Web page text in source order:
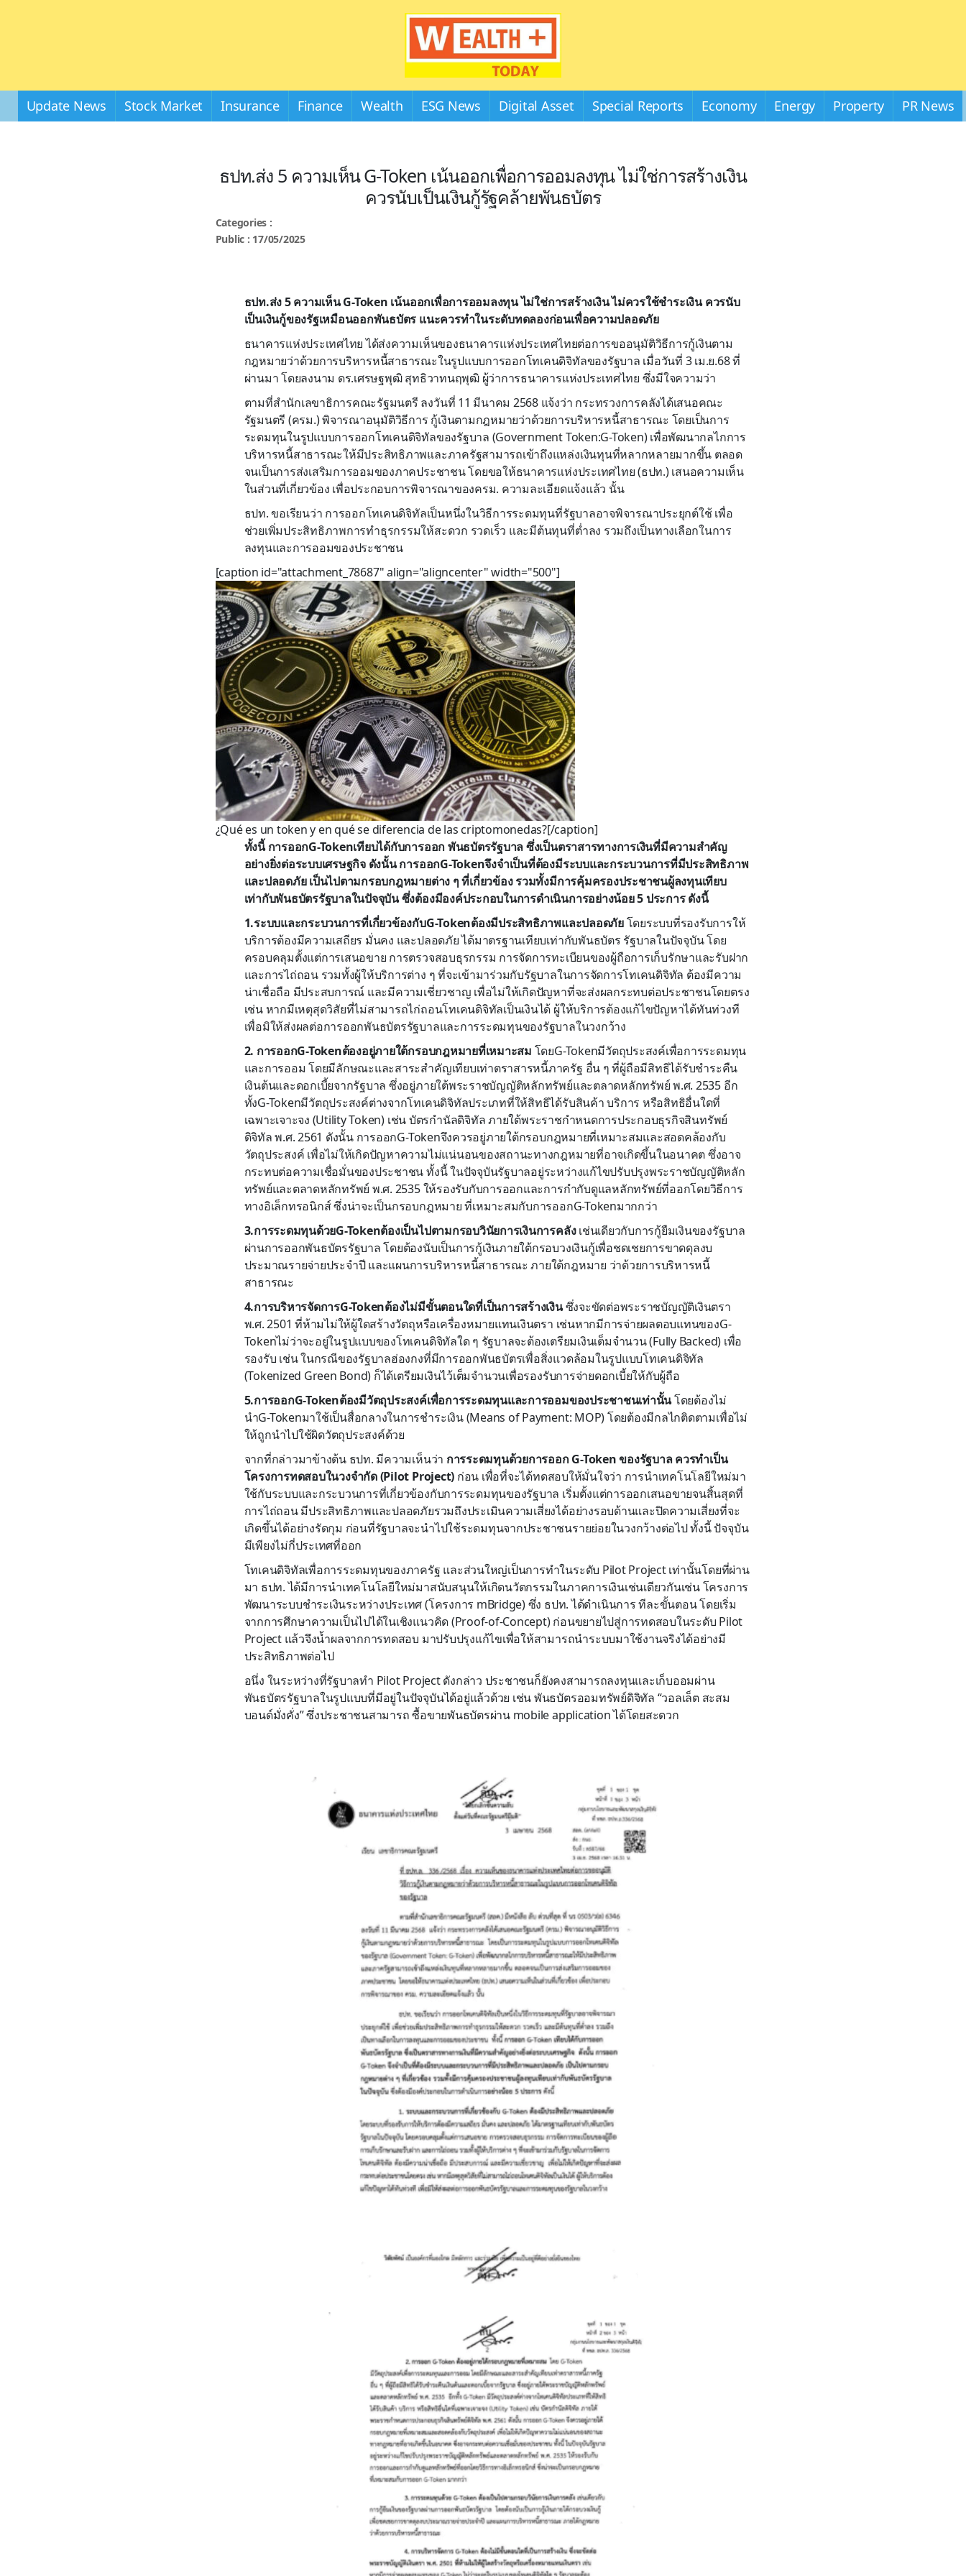
Update News Stock Market Insurance Finance Wealth ESG News Digital Asset Special Reports Economy Energy Property PR News
ธปท.ส่ง 5 ความเห็น G-Token เน้นออกเพื่อการออมลงทุน ไม่ใช่การสร้างเงิน
ควรนับเป็นเงินกู้รัฐคล้ายพันธบัตร
Categories :
Public : 17/05/2025
ธปท.ส่ง 5 ความเห็น G-Token เน้นออกเพื่อการออมลงทุน ไม่ใช่การสร้างเงิน ไม่ควรใช้ชำระเงิน ควรนับ
เป็นเงินกู้ของรัฐเหมือนออกพันธบัตร แนะควรทำในระดับทดลองก่อนเพื่อความปลอดภัย
ธนาคารแห่งประเทศไทย ได้ส่งความเห็นของธนาคารแห่งประเทศไทยต่อการขออนุมัติวิธีการกู้เงินตาม
กฎหมายว่าด้วยการบริหารหนี้สาธารณะในรูปแบบการออกโทเคนดิจิทัลของรัฐบาล เมื่อวันที่ 3 เม.ย.68 ที่
ผ่านมา โดยลงนาม ดร.เศรษฐพุฒิ สุทธิวาทนฤพุฒิ ผู้ว่าการธนาคารแห่งประเทศไทย ซึ่งมีใจความว่า
ตามที่สำนักเลขาธิการคณะรัฐมนตรี ลงวันที่ 11 มีนาคม 2568 แจ้งว่า กระทรวงการคลังได้เสนอคณะ
รัฐมนตรี (ครม.) พิจารณาอนุมัติวิธีการ กู้เงินตามกฎหมายว่าด้วยการบริหารหนี้สาธารณะ โดยเป็นการ
ระดมทุนในรูปแบบการออกโทเคนดิจิทัลของรัฐบาล (Government Token:G-Token) เพื่อพัฒนากลไกการ
บริหารหนี้สาธารณะให้มีประสิทธิภาพและภาครัฐสามารถเข้าถึงแหล่งเงินทุนที่หลากหลายมากขึ้น ตลอด
จนเป็นการส่งเสริมการออมของภาคประชาชน โดยขอให้ธนาคารแห่งประเทศไทย (ธปท.) เสนอความเห็น
ในส่วนที่เกี่ยวข้อง เพื่อประกอบการพิจารณาของครม. ความละเอียดแจ้งแล้ว นั้น
ธปท. ขอเรียนว่า การออกโทเคนดิจิทัลเป็นหนึ่งในวิธีการระดมทุนที่รัฐบาลอาจพิจารณาประยุกต์ใช้ เพื่อ
ช่วยเพิ่มประสิทธิภาพการทำธุรกรรมให้สะดวก รวดเร็ว และมีต้นทุนที่ต่ำลง รวมถึงเป็นทางเลือกในการ
ลงทุนและการออมของประชาชน
[caption id="attachment_78687" align="aligncenter" width="500"]
¿Qué es un token y en qué se diferencia de las criptomonedas?[/caption]
ทั้งนี้ การออกG-Tokenเทียบได้กับการออก พันธบัตรรัฐบาล ซึ่งเป็นตราสารทางการเงินที่มีความสำคัญ
อย่างยิ่งต่อระบบเศรษฐกิจ ดังนั้น การออกG-Tokenจึงจำเป็นที่ต้องมีระบบและกระบวนการที่มีประสิทธิภาพ
และปลอดภัย เป็นไปตามกรอบกฎหมายต่าง ๆ ที่เกี่ยวข้อง รวมทั้งมีการคุ้มครองประชาชนผู้ลงทุนเทียบ
เท่ากับพันธบัตรรัฐบาลในปัจจุบัน ซึ่งต้องมีองค์ประกอบในการดำเนินการอย่างน้อย 5 ประการ ดังนี้
1.ระบบและกระบวนการที่เกี่ยวข้องกับG-Tokenต้องมีประสิทธิภาพและปลอดภัยโดยระบบที่รองรับการให้
บริการต้องมีความเสถียร มั่นคง และปลอดภัย ได้มาตรฐานเทียบเท่ากับพันธบัตร รัฐบาลในปัจจุบัน โดย
ครอบคลุมตั้งแต่การเสนอขาย การตรวจสอบธุรกรรม การจัดการทะเบียนของผู้ถือการเก็บรักษาและรับฝาก
และการไถ่ถอน รวมทั้งผู้ให้บริการต่าง ๆ ที่จะเข้ามาร่วมกับรัฐบาลในการจัดการโทเคนดิจิทัล ต้องมีความ
น่าเชื่อถือ มีประสบการณ์ และมีความเชี่ยวชาญ เพื่อไม่ให้เกิดปัญหาที่จะส่งผลกระทบต่อประชาชนโดยตรง
เช่น หากมีเหตุสุดวิสัยที่ไม่สามารถไก่ถอนโทเคนดิจิทัลเป็นเงินได้ ผู้ให้บริการต้องแก้ไขปัญหาได้ทันท่วงที
เพื่อมิให้ส่งผลต่อการออกพันธบัตรรัฐบาลและการระดมทุนของรัฐบาลในวงกว้าง
2. การออกG-Tokenต้องอยู่ภายใต้กรอบกฎหมายที่เหมาะสม โดยG-Tokenมีวัตถุประสงค์เพื่อการระดมทุน
และการออม โดยมีลักษณะและสาระสำคัญเทียบเท่าตราสารหนี้ภาครัฐ อื่น ๆ ที่ผู้ถือมีสิทธิได้รับชำระคืน
เงินต้นและดอกเบี้ยจากรัฐบาล ซึ่งอยู่ภายใต้พระราชบัญญัติหลักทรัพย์และตลาดหลักทรัพย์ พ.ศ. 2535 อีก
ทั้งG-Tokenมีวัตถุประสงค์ต่างจากโทเคนดิจิทัลประเภทที่ให้สิทธิได้รับสินค้า บริการ หรือสิทธิอื่นใดที่
เฉพาะเจาะจง (Utility Token) เช่น บัตรกำนัลดิจิทัล ภายใต้พระราชกำหนดการประกอบธุรกิจสินทรัพย์
ดิจิทัล พ.ศ. 2561 ดังนั้น การออกG-Tokenจึงควรอยู่ภายใต้กรอบกฎหมายที่เหมาะสมและสอดคล้องกับ
วัตถุประสงค์ เพื่อไม่ให้เกิดปัญหาความไม่แน่นอนของสถานะทางกฎหมายที่อาจเกิดขึ้นในอนาคต ซึ่งอาจ
กระทบต่อความเชื่อมั่นของประชาชน ทั้งนี้ ในปัจจุบันรัฐบาลอยู่ระหว่างแก้ไขปรับปรุงพระราชบัญญัติหลัก
ทรัพย์และตลาดหลักทรัพย์ พ.ศ. 2535 ให้รองรับกับการออกและการกำกับดูแลหลักทรัพย์ที่ออกโดยวิธีการ
ทางอิเล็กทรอนิกส์ ซึ่งน่าจะเป็นกรอบกฎหมาย ที่เหมาะสมกับการออกG-Tokenมากกว่า
3.การระดมทุนด้วยG-Tokenต้องเป็นไปตามกรอบวินัยการเงินการคลังเช่นเดียวกับการกู้ยืมเงินของรัฐบาล
ผ่านการออกพันธบัตรรัฐบาล โดยต้องนับเป็นการกู้เงินภายใต้กรอบวงเงินกู้เพื่อชดเชยการขาดดุลงบ
ประมาณรายจ่ายประจำปี และแผนการบริหารหนี้สาธารณะ ภายใต้กฎหมาย ว่าด้วยการบริหารหนี้
สาธารณะ
4.การบริหารจัดการG-Tokenต้องไม่มีขั้นตอนใดที่เป็นการสร้างเงินซึ่งจะขัดต่อพระราชบัญญัติเงินตรา
พ.ศ. 2501 ที่ห้ามไม่ให้ผู้ใดสร้างวัตถุหรือเครื่องหมายแทนเงินตรา เช่นหากมีการจ่ายผลตอบแทนของG-
Tokenไม่ว่าจะอยู่ในรูปแบบของโทเคนดิจิทัลใด ๆ รัฐบาลจะต้องเตรียมเงินเต็มจำนวน (Fully Backed) เพื่อ
รองรับ เช่น ในกรณีของรัฐบาลฮ่องกงที่มีการออกพันธบัตรเพื่อสิ่งแวดล้อมในรูปแบบโทเคนดิจิทัล
(Tokenized Green Bond) ก็ได้เตรียมเงินไว้เต็มจำนวนเพื่อรองรับการจ่ายดอกเบี้ยให้กับผู้ถือ
5.การออกG-Tokenต้องมีวัตถุประสงค์เพื่อการระดมทุนและการออมของประชาชนเท่านั้นโดยต้องไม่
นำG-Tokenมาใช้เป็นสื่อกลางในการชำระเงิน (Means of Payment: MOP) โดยต้องมีกลไกติดตามเพื่อไม่
ให้ถูกนำไปใช้ผิดวัตถุประสงค์ด้วย
จากที่กล่าวมาข้างต้น ธปท. มีความเห็นว่า การระดมทุนด้วยการออก G-Token ของรัฐบาล ควรทำเป็น
โครงการทดสอบในวงจำกัด (Pilot Project) ก่อน เพื่อที่จะได้ทดสอบให้มั่นใจว่า การนำเทคโนโลยีใหม่มา
ใช้กับระบบและกระบวนการที่เกี่ยวข้องกับการระดมทุนของรัฐบาล เริ่มตั้งแต่การออกเสนอขายจนสิ้นสุดที่
การไถ่ถอน มีประสิทธิภาพและปลอดภัยรวมถึงประเมินความเสี่ยงได้อย่างรอบด้านและปิดความเสี่ยงที่จะ
เกิดขึ้นได้อย่างรัดกุม ก่อนที่รัฐบาลจะนำไปใช้ระดมทุนจากประชาชนรายย่อยในวงกว้างต่อไป ทั้งนี้ ปัจจุบัน
มีเพียงไม่กี่ประเทศที่ออก
โทเคนดิจิทัลเพื่อการระดมทุนของภาครัฐ และส่วนใหญ่เป็นการทำในระดับ Pilot Project เท่านั้นโดยที่ผ่าน
มา ธปท. ได้มีการนำเทคโนโลยีใหม่มาสนับสนุนให้เกิดนวัตกรรมในภาคการเงินเช่นเดียวกันเช่น โครงการ
พัฒนาระบบชำระเงินระหว่างประเทศ (โครงการ mBridge) ซึ่ง ธปท. ได้ดำเนินการ ทีละขั้นตอน โดยเริ่ม
จากการศึกษาความเป็นไปได้ในเชิงแนวคิด (Proof-of-Concept) ก่อนขยายไปสู่การทดสอบในระดับ Pilot
Project แล้วจึงน้ำผลจากการทดสอบ มาปรับปรุงแก้ไขเพื่อให้สามารถนำระบบมาใช้งานจริงได้อย่างมี
ประสิทธิภาพต่อไป
อนึ่ง ในระหว่างที่รัฐบาลทำ Pilot Project ดังกล่าว ประชาชนก็ยังคงสามารถลงทุนและเก็บออมผ่าน
พันธบัตรรัฐบาลในรูปแบบที่มีอยู่ในปัจจุบันได้อยู่แล้วด้วย เช่น พันธบัตรออมทรัพย์ดิจิทัล “วอลเล็ต สะสม
บอนด์มั่งคั่ง” ซึ่งประชาชนสามารถ ซื้อขายพันธบัตรผ่าน mobile application ได้โดยสะดวก